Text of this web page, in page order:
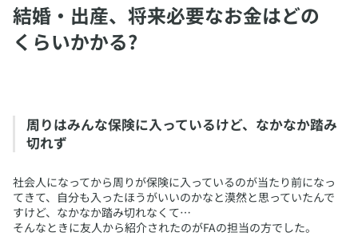
結婚・出産、将来必要なお金はどの
くらいかかる?
​周りはみんな保険に入っているけど、なかなか踏み
切れず
​社会人になってから周りが保険に入っているのが当たり前になっ
てきて、自分も入ったほうがいいのかなと漠然と思っていたんで
すけど、なかなか踏み切れなくて…
そんなときに友人から紹介されたのがFAの担当の方でした。